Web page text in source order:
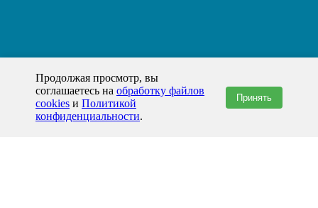
Продолжая просмотр, вы
соглашаетесь на обработку файлов
cookies и Политикой
конфиденциальности.
Принять